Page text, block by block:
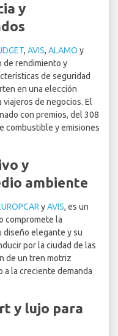
y
, AVIS, ALAMO y
de rendimiento y
de seguridad
en una elección
de negocios. El
con premios, del 308
combustible y emisiones
y
ambiente
yAVIS, es un
compromete la
diseño elegante y su
por la ciudad de las
de un tren motriz
la creciente demanda
y lujo para